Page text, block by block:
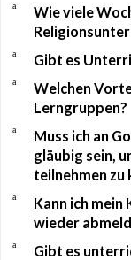
a
Wie viele
a Gibt es
a
Welchen
Lerngruppen?
a
Muss ich an
gläubig sein,
teilnehmen zu
a
Kann ich
wieder
a
Gibt es